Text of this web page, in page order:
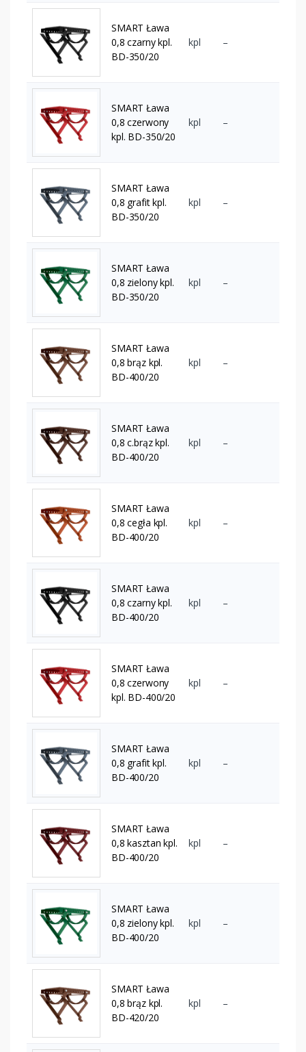
SMART Ława
0,8 czarny kpl.
BD-350/20
kpl –
SMART Ława
0,8 czerwony
kpl. BD-350/20
kpl –
SMART Ława
0,8 grafit kpl.
BD-350/20
kpl –
SMART Ława
0,8 zielony kpl.
BD-350/20
kpl –
SMART Ława
0,8 brąz kpl.
BD-400/20
kpl –
SMART Ława
0,8 c.brąz kpl.
BD-400/20
kpl –
SMART Ława
0,8 cegła kpl.
BD-400/20
kpl –
SMART Ława
0,8 czarny kpl.
BD-400/20
kpl –
SMART Ława
0,8 czerwony
kpl. BD-400/20
kpl –
SMART Ława
0,8 grafit kpl.
BD-400/20
kpl –
SMART Ława
0,8 kasztan kpl.
BD-400/20
kpl –
SMART Ława
0,8 zielony kpl.
BD-400/20
kpl –
SMART Ława
0,8 brąz kpl.
BD-420/20
kpl –